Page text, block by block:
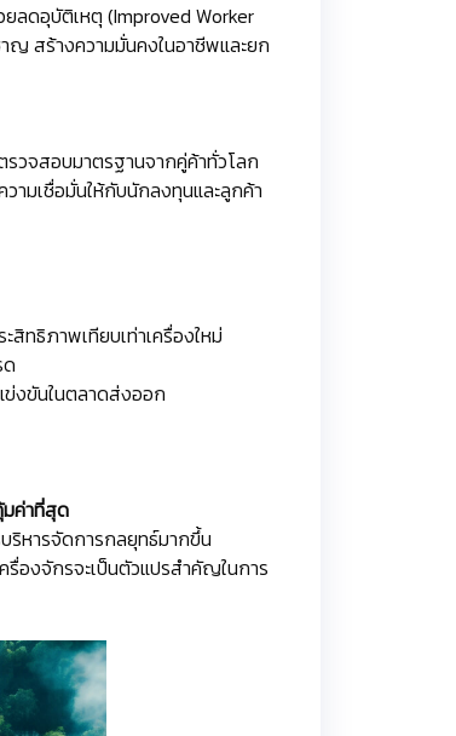
ลดอุบัติเหตุ (Improved Worker
ญ สร้างความมั่นคงในอาชีพและยก
รวจสอบมาตรฐานจากคู่ค้าทั่วโลก
ามเชื่อมั่นให้กับนักลงทุนและลูกค้า
ทธิภาพเทียบเท่าเครื่องใหม่
ข่งขันในตลาดส่งออก
มค่าที่สุด
ริหารจัดการกลยุทธ์มากขึ้น
องจักรจะเป็นตัวแปรสำคัญในการ